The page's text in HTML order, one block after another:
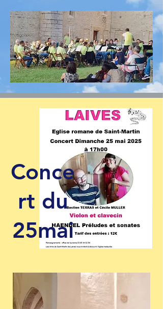
Conce
rt du
25mai